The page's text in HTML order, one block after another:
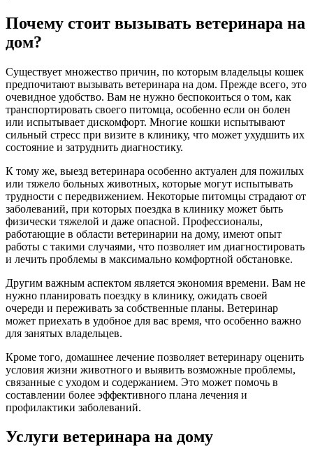
Почему стоит вызывать ветеринара на
дом?
Существует множество причин, по которым владельцы кошек
предпочитают вызывать ветеринара на дом. Прежде всего, это
очевидное удобство. Вам не нужно беспокоиться о том, как
транспортировать своего питомца, особенно если он болен
или испытывает дискомфорт. Многие кошки испытывают
сильный стресс при визите в клинику, что может ухудшить их
состояние и затруднить диагностику.
К тому же, выезд ветеринара особенно актуален для пожилых
или тяжело больных животных, которые могут испытывать
трудности с передвижением. Некоторые питомцы страдают от
заболеваний, при которых поездка в клинику может быть
физически тяжелой и даже опасной. Профессионалы,
работающие в области ветеринарии на дому, имеют опыт
работы с такими случаями, что позволяет им диагностировать
и лечить проблемы в максимально комфортной обстановке.
Другим важным аспектом является экономия времени. Вам не
нужно планировать поездку в клинику, ожидать своей
очереди и переживать за собственные планы. Ветеринар
может приехать в удобное для вас время, что особенно важно
для занятых владельцев.
Кроме того, домашнее лечение позволяет ветеринару оценить
условия жизни животного и выявить возможные проблемы,
связанные с уходом и содержанием. Это может помочь в
составлении более эффективного плана лечения и
профилактики заболеваний.
Услуги ветеринара на дому